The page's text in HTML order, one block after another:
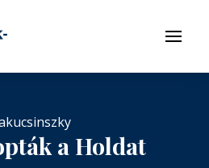
Menü
a Holdat